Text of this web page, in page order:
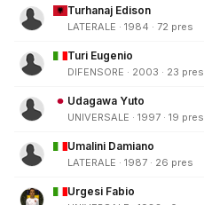
Turhanaj Edison
LATERALE · 1984 · 72 pres
Turi Eugenio
DIFENSORE · 2003 · 23 pres
Udagawa Yuto
UNIVERSALE · 1997 · 19 pres
Umalini Damiano
LATERALE · 1987 · 26 pres
Urgesi Fabio